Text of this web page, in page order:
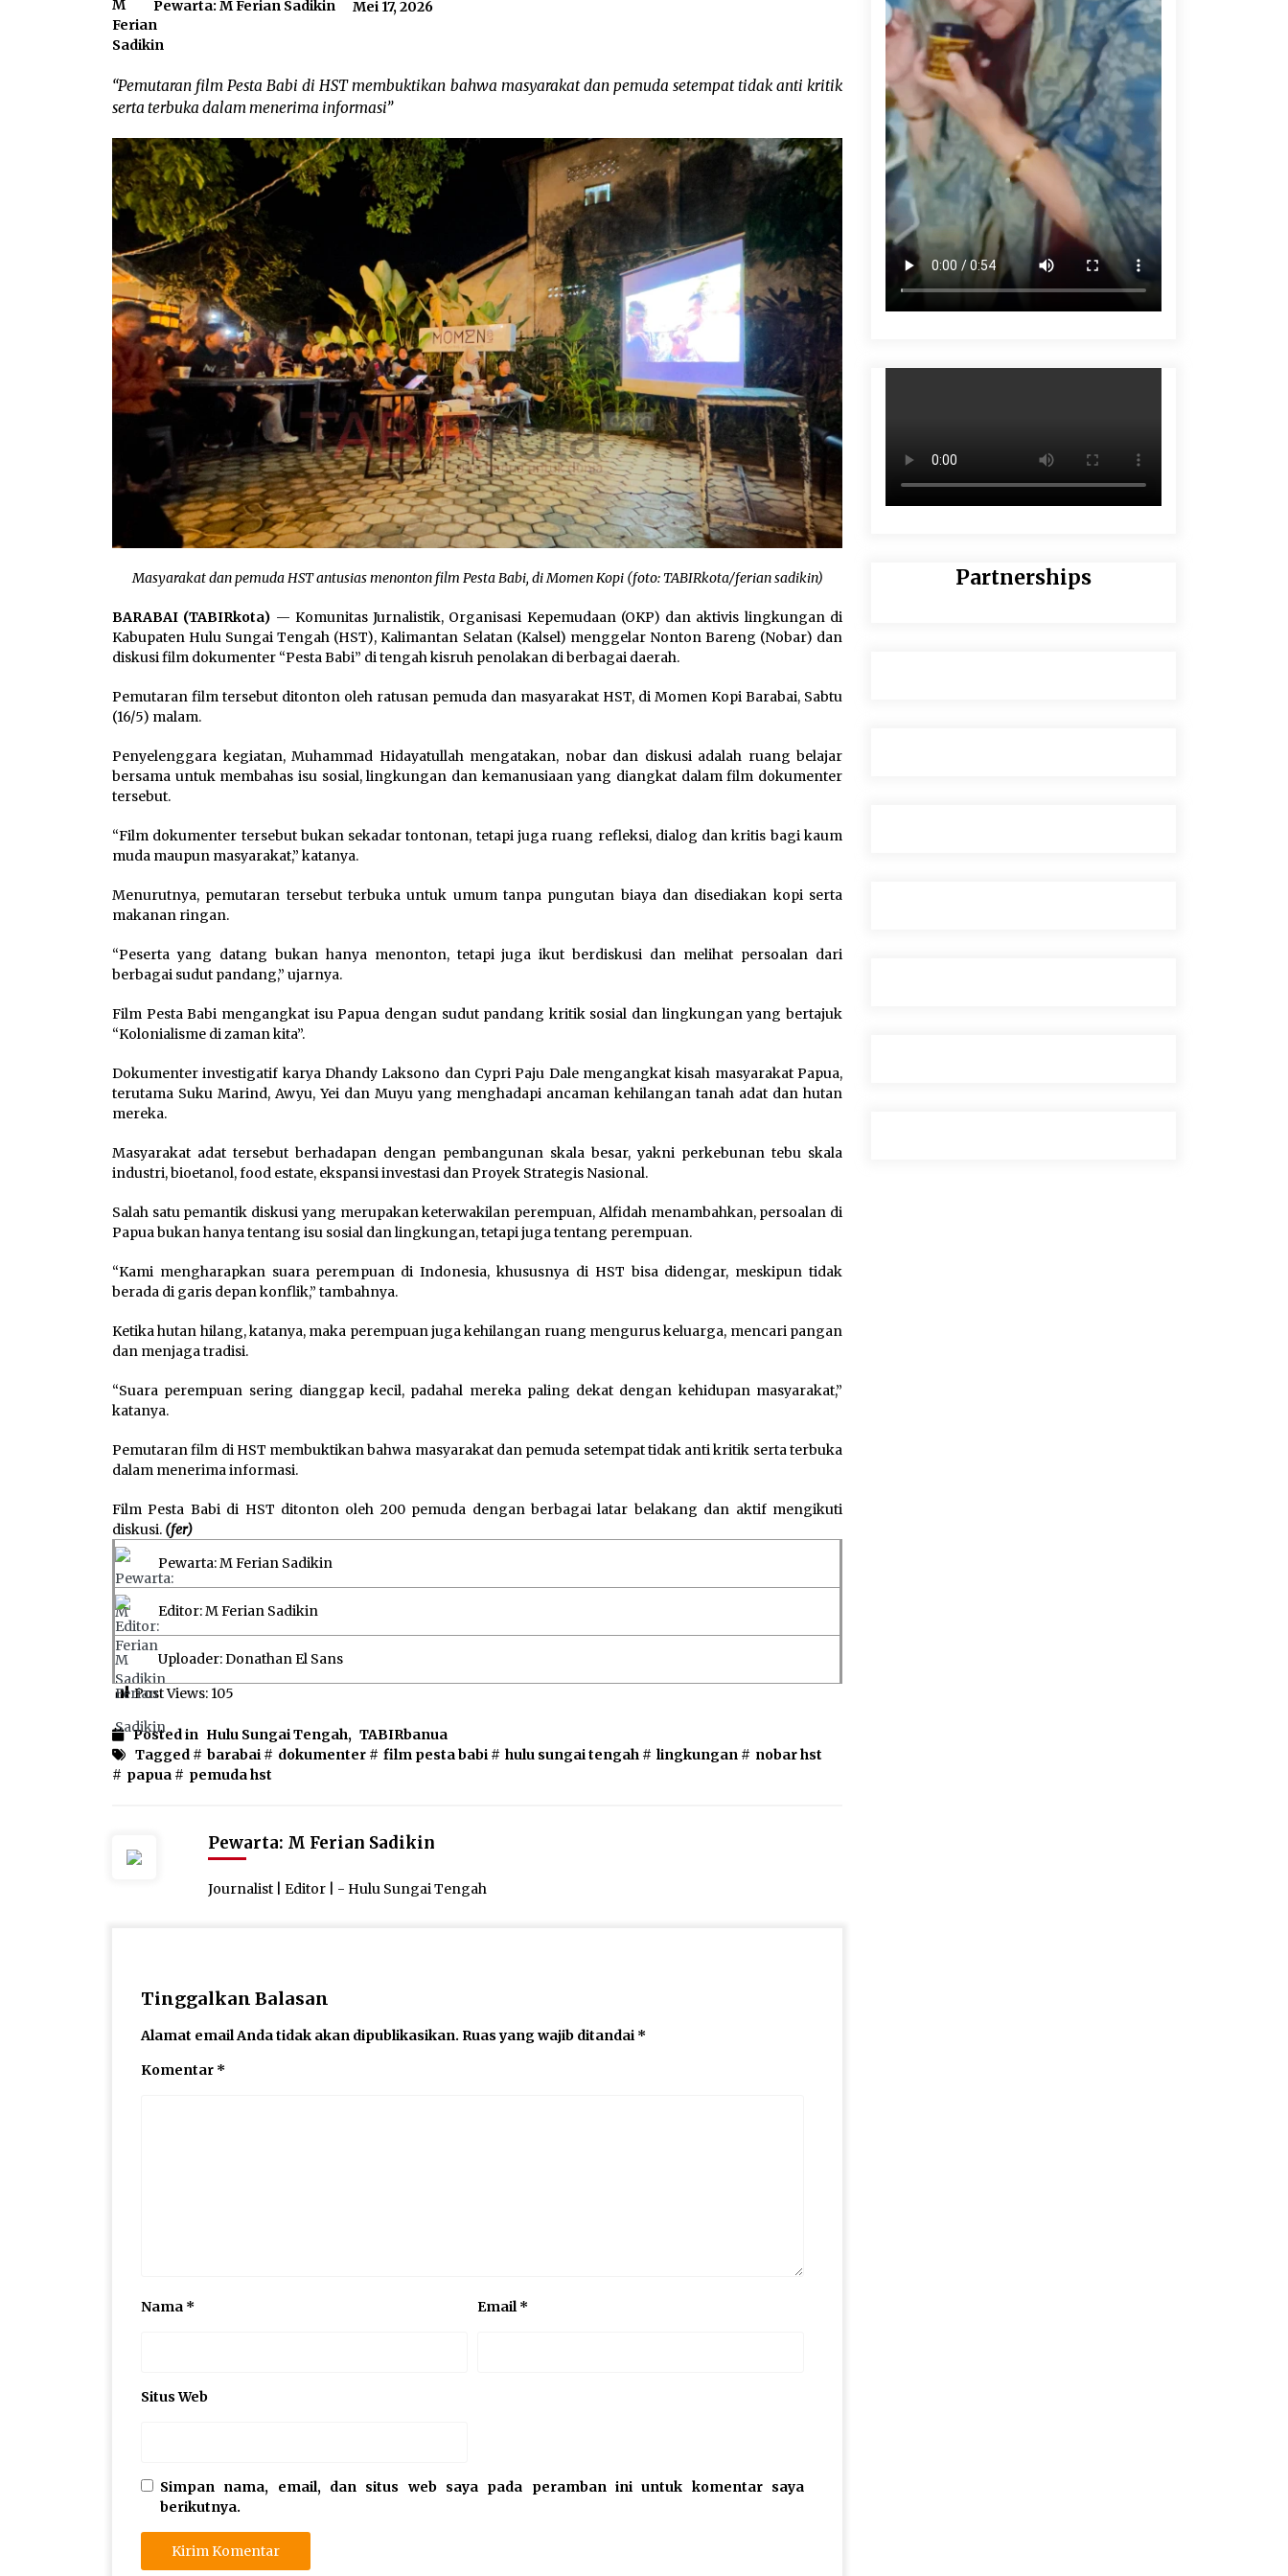
Pewarta: M Ferian Sadikin Mei 17, 2026
“Pemutaran film Pesta Babi di HST membuktikan bahwa masyarakat dan pemuda setempat tidak anti kritik
serta terbuka dalam menerima informasi”
Masyarakat dan pemuda HST antusias menonton film Pesta Babi, di Momen Kopi (foto: TABIRkota/ferian sadikin)
BARABAI (TABIRkota) — Komunitas Jurnalistik, Organisasi Kepemudaan (OKP) dan aktivis lingkungan di
Kabupaten Hulu Sungai Tengah (HST), Kalimantan Selatan (Kalsel) menggelar Nonton Bareng (Nobar) dan
diskusi film dokumenter “Pesta Babi” di tengah kisruh penolakan di berbagai daerah.
Pemutaran film tersebut ditonton oleh ratusan pemuda dan masyarakat HST, di Momen Kopi Barabai, Sabtu
(16/5) malam.
Penyelenggara kegiatan, Muhammad Hidayatullah mengatakan, nobar dan diskusi adalah ruang belajar
bersama untuk membahas isu sosial, lingkungan dan kemanusiaan yang diangkat dalam film dokumenter
tersebut.
“Film dokumenter tersebut bukan sekadar tontonan, tetapi juga ruang refleksi, dialog dan kritis bagi kaum
muda maupun masyarakat,” katanya.
Menurutnya, pemutaran tersebut terbuka untuk umum tanpa pungutan biaya dan disediakan kopi serta
makanan ringan.
“Peserta yang datang bukan hanya menonton, tetapi juga ikut berdiskusi dan melihat persoalan dari
berbagai sudut pandang,” ujarnya.
Film Pesta Babi mengangkat isu Papua dengan sudut pandang kritik sosial dan lingkungan yang bertajuk
“Kolonialisme di zaman kita”.
Dokumenter investigatif karya Dhandy Laksono dan Cypri Paju Dale mengangkat kisah masyarakat Papua,
terutama Suku Marind, Awyu, Yei dan Muyu yang menghadapi ancaman kehilangan tanah adat dan hutan
mereka.
Masyarakat adat tersebut berhadapan dengan pembangunan skala besar, yakni perkebunan tebu skala
industri, bioetanol, food estate, ekspansi investasi dan Proyek Strategis Nasional.
Salah satu pemantik diskusi yang merupakan keterwakilan perempuan, Alfidah menambahkan, persoalan di
Papua bukan hanya tentang isu sosial dan lingkungan, tetapi juga tentang perempuan.
“Kami mengharapkan suara perempuan di Indonesia, khususnya di HST bisa didengar, meskipun tidak
berada di garis depan konflik,” tambahnya.
Ketika hutan hilang, katanya, maka perempuan juga kehilangan ruang mengurus keluarga, mencari pangan
dan menjaga tradisi.
“Suara perempuan sering dianggap kecil, padahal mereka paling dekat dengan kehidupan masyarakat,”
katanya.
Pemutaran film di HST membuktikan bahwa masyarakat dan pemuda setempat tidak anti kritik serta terbuka
dalam menerima informasi.
Film Pesta Babi di HST ditonton oleh 200 pemuda dengan berbagai latar belakang dan aktif mengikuti
diskusi. (fer)
Pewarta: M Ferian Sadikin
Editor: M Ferian Sadikin
Uploader: Donathan El Sans
Post Views: 105
Posted in Hulu Sungai Tengah, TABIRbanua
Tagged # barabai # dokumenter # film pesta babi # hulu sungai tengah # lingkungan # nobar hst
# papua # pemuda hst
Pewarta: M Ferian Sadikin
Journalist | Editor | - Hulu Sungai Tengah
Tinggalkan Balasan
Alamat email Anda tidak akan dipublikasikan. Ruas yang wajib ditandai *
Komentar *
Nama * Email*
Situs Web
Simpan nama, email, dan situs web saya pada peramban ini untuk komentar saya
berikutnya.
Partnerships